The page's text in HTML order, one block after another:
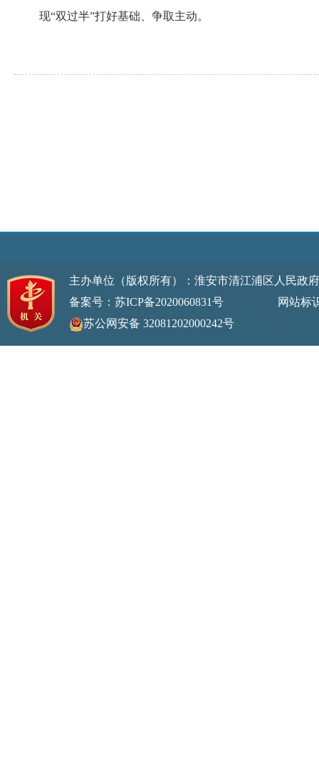
现“双过半”打好基础、争取主动。
主办单位（版权所有）：淮安市清江浦区人民
备案号：苏ICP备2020060831号
网站标识码
苏公网安备 32081202000242号